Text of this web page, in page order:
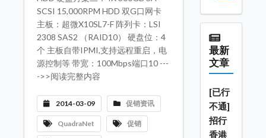
SCSI 15,000RPM HDD 双G口网卡
主板：超微X10SL7-F 阵列卡：LSI
2308 SAS2 （RAID10） 硬盘位：4
个 主板自带IPMI,支持远程重启，电
源控制等 带宽：100Mbps端口10 ---
->>阅读完整内容
2014-03-09 促销资讯
QuadraNet 促销
最新
文章
[已行
不通]
招行
香港